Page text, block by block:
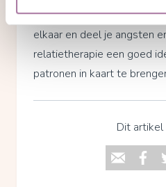
van het redelijke deel
elkaar en deel je angsten
relatietherapie een goed
patronen in kaart te
Dit artikel